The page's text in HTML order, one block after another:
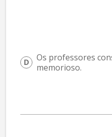
Os professores
memorioso.